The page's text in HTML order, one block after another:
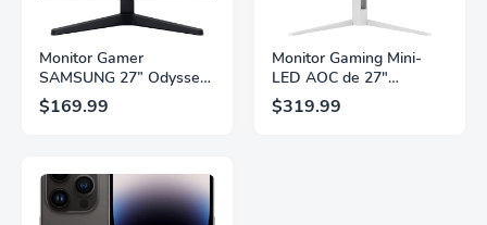
Monitor Gamer
SAMSUNG 27” Odyssey
G5 G53F con Resolución
QHD, HDR10,
Panel IPS, AMD
FreeSync™ Premium,
Ecualizador Negro,
$169.99
Monitor Gaming Mini-
LED AOC de 27"
Pulgadas, QHD
2560×1440, 320Hz, 1ms
$319.99